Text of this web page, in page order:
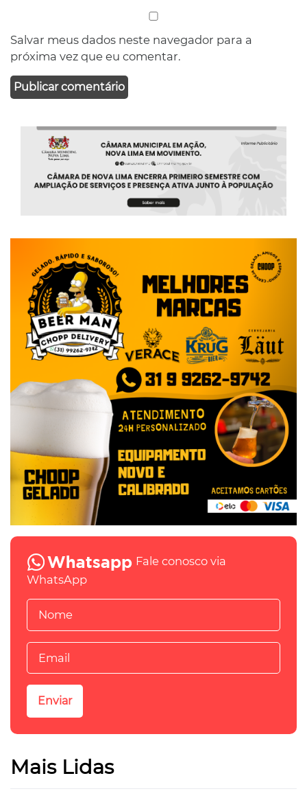
Salvar meus dados neste navegador para a
próxima vez que eu comentar.
Fale conosco via
WhatsApp
Mais Lidas